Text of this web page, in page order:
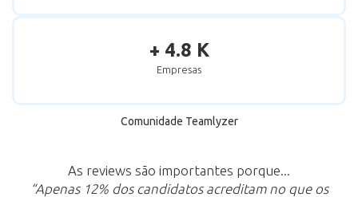
+ 4.8 K
Empresas
Comunidade Teamlyzer
As reviews são importantes porque...
“Apenas 12% dos candidatos acreditam no que os